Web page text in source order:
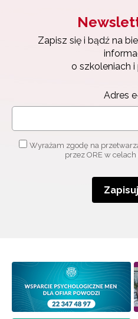
Zapisz się i bądź na
o szkoleniach
Adres
Wyrażam zgodę na
przez ORE w
Newsletter ORE
Zapisz się i bądź na
o szkoleniach i
Adres e-mail:
Wyrażam zgodę na
Zapisuję się